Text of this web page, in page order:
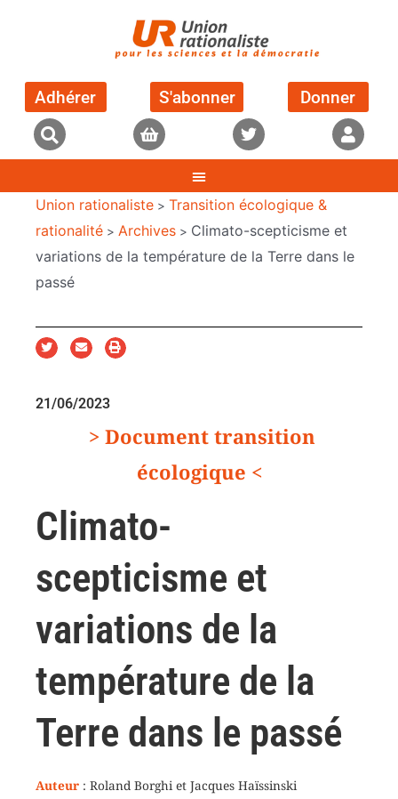
Adhérer S'abonner Donner
Union rationaliste > Transition écologique &
rationalité > Archives > Climato-scepticisme et
variations de la température de la Terre dans le
passé
21/06/2023
> Document transition
écologique <
Climato-
scepticisme et
variations de la
température de la
Terre dans le passé
Auteur : Roland Borghi et Jacques Haïssinski